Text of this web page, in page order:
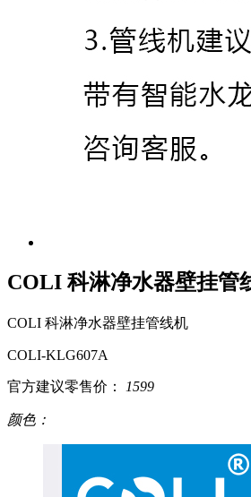
COLI 科淋净水器壁挂管
COLI 科淋净水器壁挂管线机
COLI-KLG607A
官方建议零售价： 1599
颜色：